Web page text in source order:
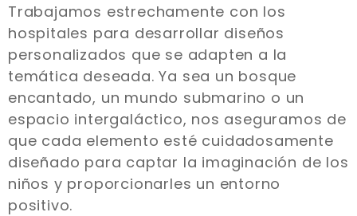
Trabajamos estrechamente con los
hospitales para desarrollar diseños
personalizados que se adapten a la
temática deseada. Ya sea un bosque
encantado, un mundo submarino o un
espacio intergaláctico, nos aseguramos de
que cada elemento esté cuidadosamente
diseñado para captar la imaginación de los
niños y proporcionarles un entorno
positivo.